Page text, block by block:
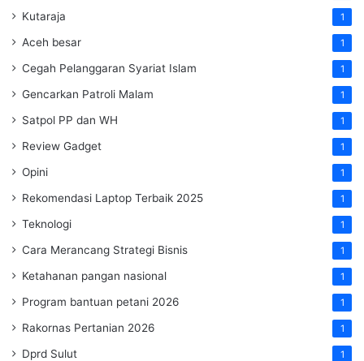
Kutaraja 1
Aceh besar 1
Cegah Pelanggaran Syariat Islam 1
Gencarkan Patroli Malam 1
Satpol PP dan WH 1
Review Gadget 1
Opini 1
Rekomendasi Laptop Terbaik 2025 1
Teknologi 1
Cara Merancang Strategi Bisnis 1
Ketahanan pangan nasional 1
Program bantuan petani 2026 1
Rakornas Pertanian 2026 1
Dprd Sulut 1